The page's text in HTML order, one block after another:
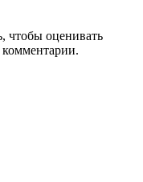
чтобы оценивать
комментарии.